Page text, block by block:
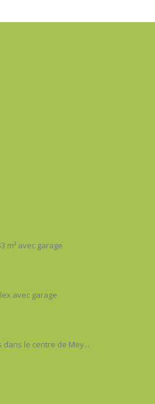
m² avec garage
avec garage
dans le centre de Mey...